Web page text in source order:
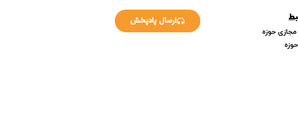
حوزه
ارسال پادپخش